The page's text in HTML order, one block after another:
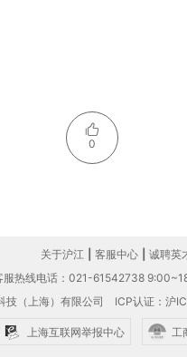
0
关于沪江 客服中心
诚聘英
服热线电话：021-61542738
技（上海）有限公司 ICP认证：沪
上海互联网举报中心 工